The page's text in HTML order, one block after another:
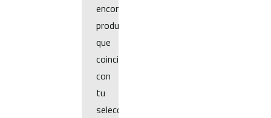
encontrado
productos
que
coincidan
con
tu
selección.